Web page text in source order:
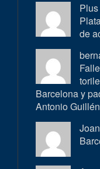
de
Barcelona y
Antonio Guillén